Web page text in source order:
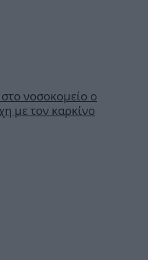
νοσοκομείο ο
με τον καρκίνο